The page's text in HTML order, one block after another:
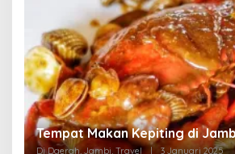
Tempat Makan di Thehok Jambi
Di Daerah, Jambi, Travel 3 Januari 2025